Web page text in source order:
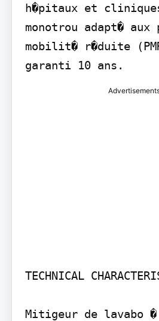
h�pitaux et
monotrou adapt� aux
mobilit� r�duite
garanti 10 ans.
TECHNICAL
Mitigeur de lavabo